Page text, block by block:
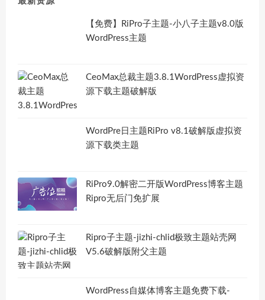
【免费】RiPro子主题-小八子主题v8.0版
WordPress主题
CeoMax总裁主题3.8.1WordPress虚拟资
源下载主题破解版
WordPre日主题RiPro v8.1破解版虚拟资
源下载类主题
RiPro9.0解密二开版WordPress博客主题
Ripro无后门免扩展
Ripro子主题-jizhi-chlid极致主题站壳网
V5.6破解版附父主题
WordPress自媒体博客主题免费下载-